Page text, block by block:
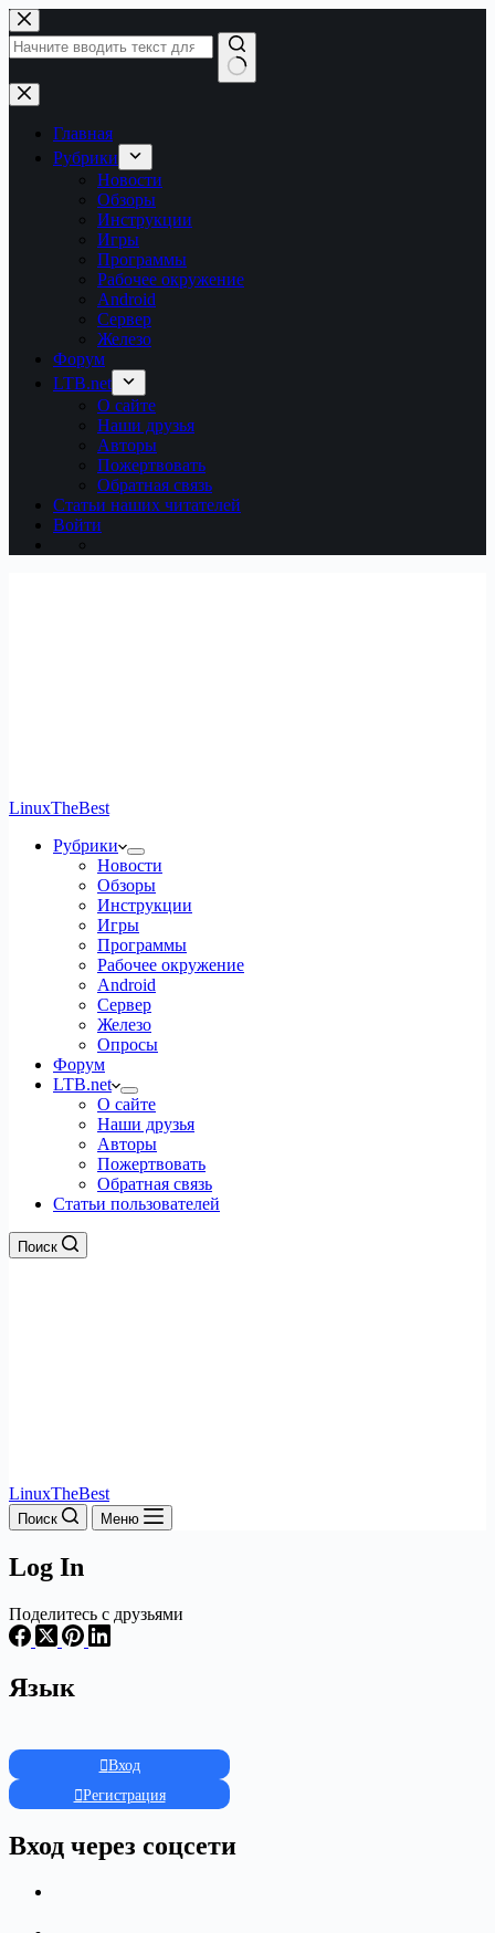
Перейти
к
сути
Ничего
не
найденоГлавная
Рубрики
Новости
Обзоры
Инструкции
Игры
Программы
Рабочее окружение
Android
Сервер
Железо
Форум
LTB.net
О сайте
Наши друзья
Авторы
Пожертвовать
Обратная связь
Статьи наших читателей
Войти
LinuxTheBest
Рубрики
Новости
Обзоры
Инструкции
Игры
Программы
Рабочее окружение
Android
Сервер
Железо
Опросы
Форум
LTB.net
О сайте
Наши друзья
Авторы
Пожертвовать
Обратная связь
Статьи пользователей
Поиск
LinuxTheBest
Поиск Меню
Log In
Поделитесь с друзьями
Язык
Вход
Регистрация
Вход через соцсети